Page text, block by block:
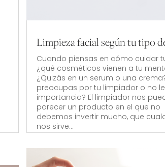
Limpieza facial según tu tipo
Cuando piensas en cómo cuidar
¿qué cosméticos vienen a tu
¿Quizás en un serum o una
preocupas por tu limpiador o no
importancia? El limpiador nos
parecer un producto en el que no
debemos invertir mucho, que
nos sirve...